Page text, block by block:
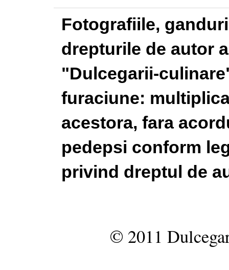
Fotografiile,
drepturile de autor
"Dulcegarii-
furaciune:
acestora, fara
pedepsi conform
privind dreptul de
© 2011